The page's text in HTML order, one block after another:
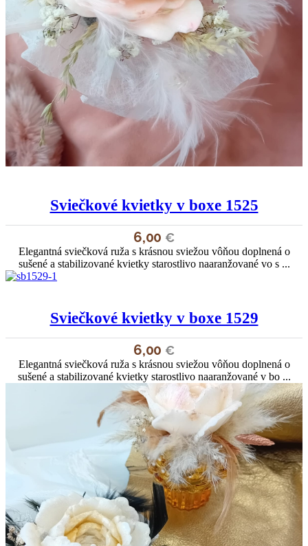
Sviečkové kvietky v boxe 1525
6,00 €
Elegantná sviečková ruža s krásnou sviežou vôňou doplnená o
sušené a stabilizované kvietky starostlivo naaranžované vo s ...
Sviečkové kvietky v boxe 1529
6,00 €
Elegantná sviečková ruža s krásnou sviežou vôňou doplnená o
sušené a stabilizované kvietky starostlivo naaranžované v bo ...